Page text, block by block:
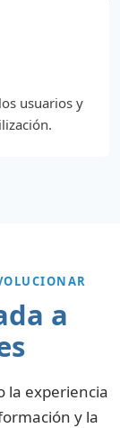
usuarios y
a
la experiencia
y la